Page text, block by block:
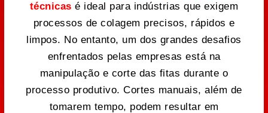
técnicas é ideal para indústrias que exigem
processos de colagem precisos, rápidos e
limpos. No entanto, um dos grandes desafios
enfrentados pelas empresas está na
manipulação e corte das fitas durante o
processo produtivo. Cortes manuais, além de
tomarem tempo, podem resultar em